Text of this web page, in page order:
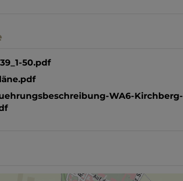
50.pdf
WA6-Kirchberg-